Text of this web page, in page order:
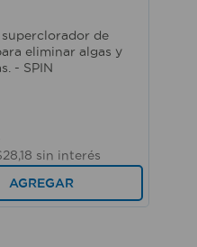
de
eliminar algas y
- SPIN
28,18 sin interés
AGREGAR